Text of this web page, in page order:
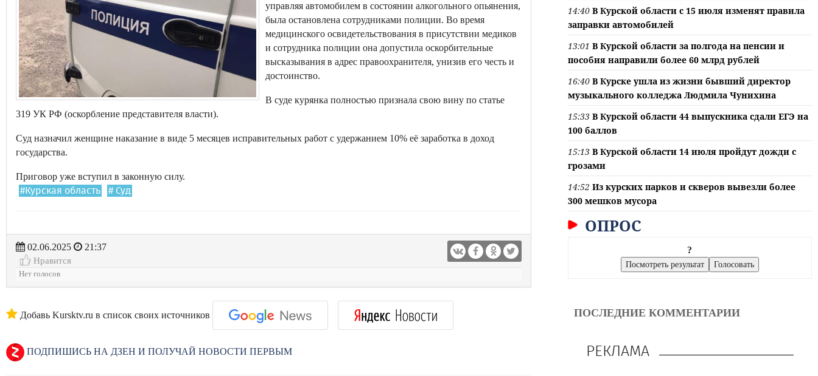
управляя автомобилем в состоянии алкогольного опьянения,
была остановлена сотрудниками полиции. Во время
медицинского освидетельствования в присутствии медиков
и сотрудника полиции она допустила оскорбительные
высказывания в адрес правоохранителя, унизив его честь и
достоинство.
В суде курянка полностью признала свою вину по статье
319 УК РФ (оскорбление представителя власти).
Суд назначил женщине наказание в виде 5 месяцев исправительных работ с удержанием 10% её заработка в доход
государства.
Приговор уже вступил в законную силу.
#Курская область # Суд
02.06.2025
21:37
Нравится
Нет голосов
Добавь Kursktv.ru в список своих источников
ПОДПИШИСЬ НА ДЗЕН И ПОЛУЧАЙ НОВОСТИ ПЕРВЫМ
14:40 В Курской области с 15 июля изменят правила
заправки автомобилей
13:01 В Курской области за полгода на пенсии и
пособия направили более 60 млрд рублей
16:40 В Курске ушла из жизни бывший директор
музыкального колледжа Людмила Чунихина
15:33 В Курской области 44 выпускника сдали ЕГЭ на
100 баллов
15:13 В Курской области 14 июля пройдут дожди с
грозами
14:52 Из курских парков и скверов вывезли более
300 мешков мусора
ОПРОС
?
ПОСЛЕДНИЕ КОММЕНТАРИИ
РЕКЛАМА